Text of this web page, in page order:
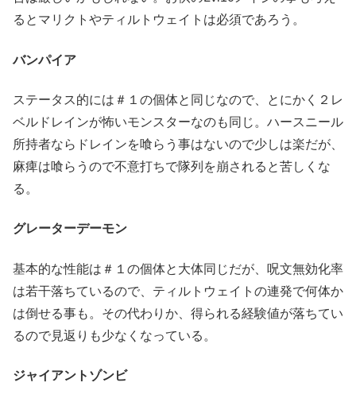
るとマリクトやティルトウェイトは必須であろう。
バンパイア
ステータス的には＃１の個体と同じなので、とにかく２レ
ベルドレインが怖いモンスターなのも同じ。ハースニール
所持者ならドレインを喰らう事はないので少しは楽だが、
麻痺は喰らうので不意打ちで隊列を崩されると苦しくな
る。
グレーターデーモン
基本的な性能は＃１の個体と大体同じだが、呪文無効化率
は若干落ちているので、ティルトウェイトの連発で何体か
は倒せる事も。その代わりか、得られる経験値が落ちてい
るので見返りも少なくなっている。
ジャイアントゾンビ